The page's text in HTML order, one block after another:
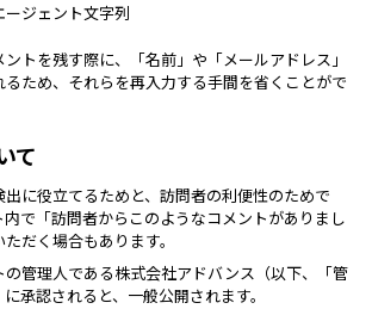
ジェント文字列
トを残す際に、「名前」や「メールアドレス」
ため、それらを再入力する手間を省くことがで
て
に役立てるためと、訪問者の利便性のためで
で「訪問者からこのようなコメントがありまし
だく場合もあります。
の管理人である株式会社アドバンス（以下、「管
承認されると、一般公開されます。